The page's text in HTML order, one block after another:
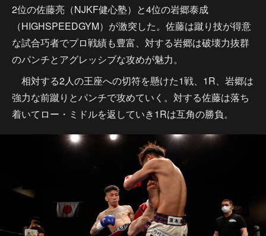
2位の佐藤亮（NJKF健心塾）と4位の岩郷泰成
（HIGHSPEEDGYM）が激突した。佐藤は蹴り技が得意
な試合巧者でプロ戦績も豊富、対する岩郷は破壊力抜群
のパンチとアグレッシブな攻めが魅力。
相対する2人の王座への切符を懸けた1戦、1R、岩郷は
強力な前蹴りとパンチで攻めていく。対する佐藤は落ち
着いてロー・ミドルを返していき1Rは互角の勝負。